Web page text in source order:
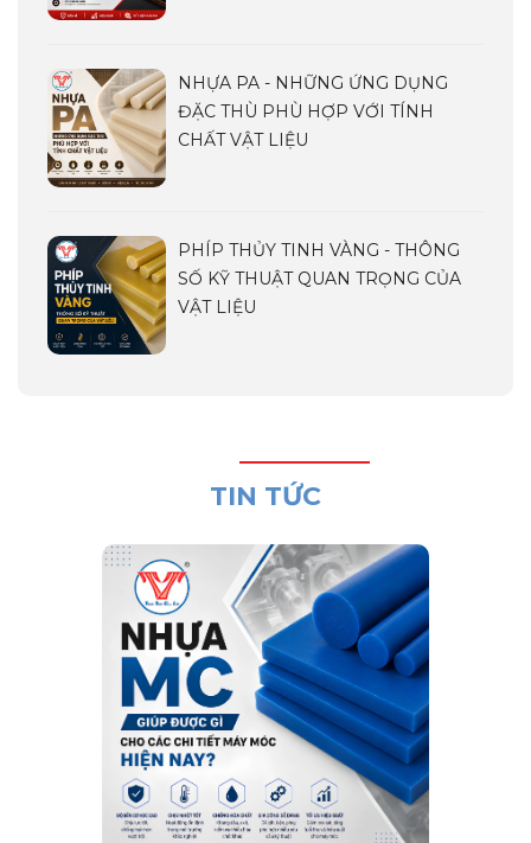
NHỰA PA - NHỮNG ỨNG DỤNG
ĐẶC THÙ PHÙ HỢP VỚI TÍNH
CHẤT VẬT LIỆU
PHÍP THỦY TINH VÀNG - THÔNG
SỐ KỸ THUẬT QUAN TRỌNG CỦA
VẬT LIỆU
TIN TỨC